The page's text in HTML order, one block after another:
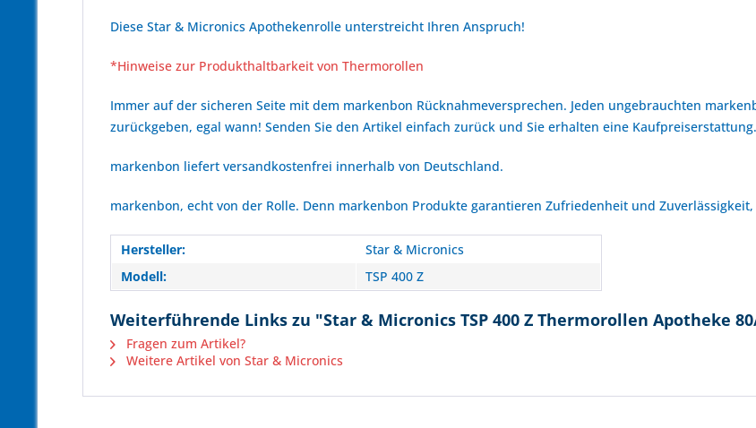
Diese Star & Micronics Apothekenrolle unterstreicht Ihren Anspruch!
*Hinweise zur Produkthaltbarkeit von Thermorollen
Immer auf der sicheren Seite mit dem markenbon Rücknahmeversprechen. Jeden ungebrauchten
zurückgeben, egal wann! Senden Sie den Artikel einfach zurück und Sie erhalten eine Kaufpreiserstattung.
markenbon liefert versandkostenfrei innerhalb von Deutschland.
markenbon, echt von der Rolle. Denn markenbon Produkte garantieren Zufriedenheit und
Hersteller:
Star & Micronics
Modell:
TSP 400 Z
Weiterführende Links zu "Star & Micronics TSP 400 Z Thermorollen Apotheke
Fragen zum Artikel?
Weitere Artikel von Star & Micronics